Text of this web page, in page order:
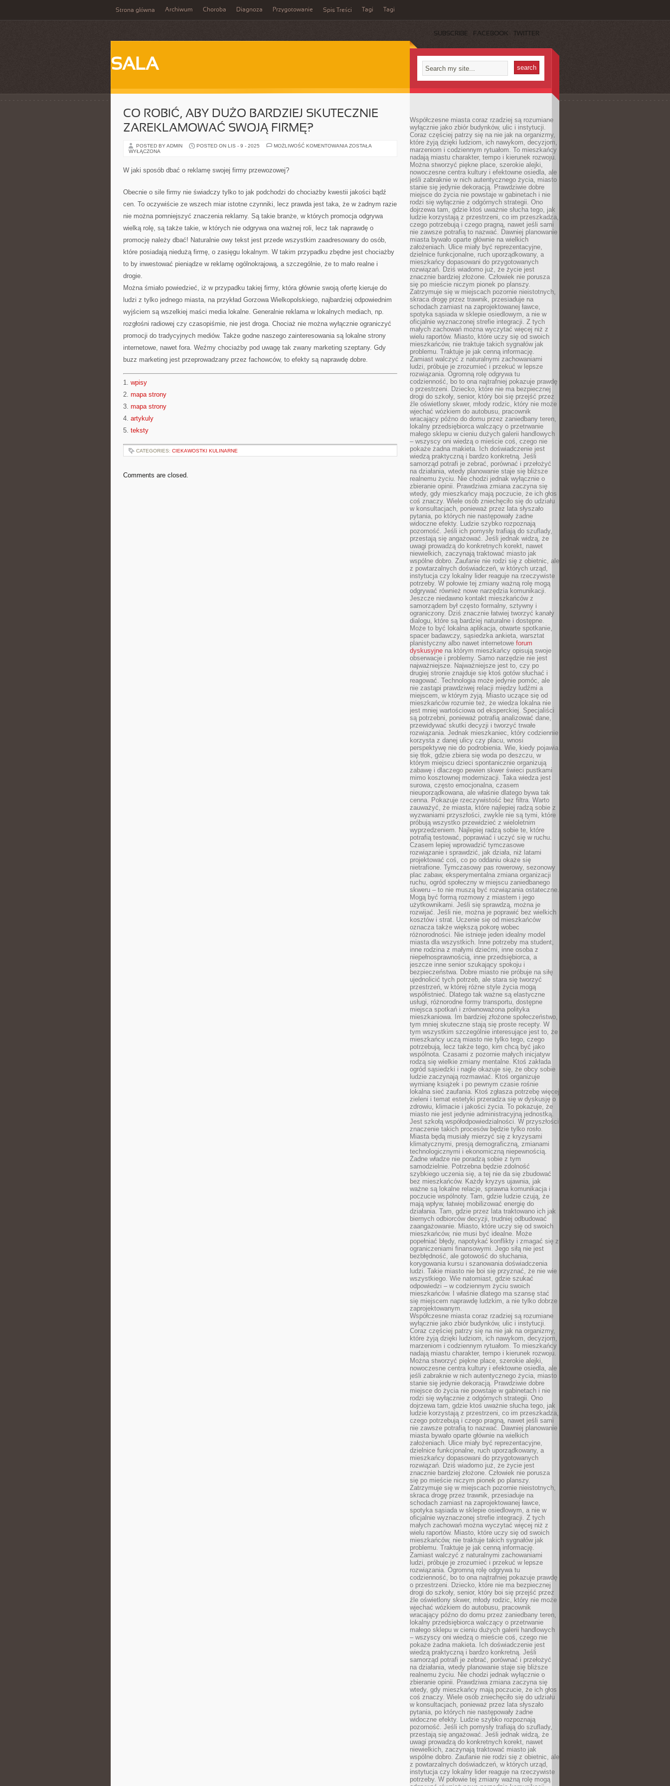
Strona główna Archiwum Choroba Diagnoza Przygotowanie Spis Treści Tagi Tagi
SUBSCRIBE FACEBOOK TWITTER
SALA
CO ROBIĆ, ABY DUŻO BARDZIEJ SKUTECZNIE
ZAREKLAMOWAĆ SWOJĄ FIRMĘ?
POSTED BY ADMIN POSTED ON LIS - 9 - 2025 MOŻLIWOŚĆ KOMENTOWANIA CO
FIRMĘ?
ZOSTAŁA
WYŁĄCZONA
W jaki sposób dbać o reklamę swojej firmy przewozowej?
Obecnie o sile firmy nie świadczy tylko to jak podchodzi do chociażby kwestii jakości bądź
cen. To oczywiście ze wszech miar istotne czynniki, lecz prawda jest taka, że w żadnym razie
nie można pomniejszyć znaczenia reklamy. Są takie branże, w których promocja odgrywa
wielką rolę, są także takie, w których nie odgrywa ona ważnej roli, lecz tak naprawdę o
promocję należy dbać! Naturalnie owy tekst jest przede wszystkim zaadresowany do osób,
które posiadają niedużą firmę, o zasięgu lokalnym. W takim przypadku zbędne jest chociażby
to by inwestować pieniądze w reklamę ogólnokrajową, a szczególnie, że to mało realne i
drogie.
Można śmiało powiedzieć, iż w przypadku takiej firmy, która głównie swoją ofertę kieruje do
ludzi z tylko jednego miasta, na przykład Gorzowa Wielkopolskiego, najbardziej odpowiednim
wyjściem są wszelkiej maści media lokalne. Generalnie reklama w lokalnych mediach, np.
rozgłośni radiowej czy czasopiśmie, nie jest droga. Chociaż nie można wyłącznie ograniczyć
promocji do tradycyjnych mediów. Także godne naszego zainteresowania są lokalne strony
internetowe, nawet fora. Weźmy chociażby pod uwagę tak zwany marketing szeptany. Gdy
buzz marketing jest przeprowadzany przez fachowców, to efekty są naprawdę dobre.
1. wpisy
2. mapa strony
3. mapa strony
4. artykuly
5. teksty
CATEGORIES: CIEKAWOSTKI KULINARNE
Comments are closed.
Współczesne miasta coraz rzadziej są rozumiane
wyłącznie jako zbiór budynków, ulic i instytucji.
Coraz częściej patrzy się na nie jak na organizmy,
które żyją dzięki ludziom, ich nawykom, decyzjom,
marzeniom i codziennym rytuałom. To mieszkańcy
nadają miastu charakter, tempo i kierunek rozwoju.
Można stworzyć piękne place, szerokie alejki,
nowoczesne centra kultury i efektowne osiedla, ale
jeśli zabraknie w nich autentycznego życia, miasto
stanie się jedynie dekoracją. Prawdziwie dobre
miejsce do życia nie powstaje w gabinetach i nie
rodzi się wyłącznie z odgórnych strategii. Ono
dojrzewa tam, gdzie ktoś uważnie słucha tego, jak
ludzie korzystają z przestrzeni, co im przeszkadza,
czego potrzebują i czego pragną, nawet jeśli sami
nie zawsze potrafią to nazwać. Dawniej planowanie
miasta bywało oparte głównie na wielkich
założeniach. Ulice miały być reprezentacyjne,
dzielnice funkcjonalne, ruch uporządkowany, a
mieszkańcy dopasowani do przygotowanych
rozwiązań. Dziś wiadomo już, że życie jest
znacznie bardziej złożone. Człowiek nie porusza
się po mieście niczym pionek po planszy.
Zatrzymuje się w miejscach pozornie nieistotnych,
skraca drogę przez trawnik, przesiaduje na
schodach zamiast na zaprojektowanej ławce,
spotyka sąsiada w sklepie osiedlowym, a nie w
oficjalnie wyznaczonej strefie integracji. Z tych
małych zachowań można wyczytać więcej niż z
wielu raportów. Miasto, które uczy się od swoich
mieszkańców, nie traktuje takich sygnałów jak
problemu. Traktuje je jak cenną informację.
Zamiast walczyć z naturalnymi zachowaniami
ludzi, próbuje je zrozumieć i przekuć w lepsze
rozwiązania. Ogromną rolę odgrywa tu
codzienność, bo to ona najtrafniej pokazuje prawdę
o przestrzeni. Dziecko, które nie ma bezpiecznej
drogi do szkoły, senior, który boi się przejść przez
źle oświetlony skwer, młody rodzic, który nie może
wjechać wózkiem do autobusu, pracownik
wracający późno do domu przez zaniedbany teren,
lokalny przedsiębiorca walczący o przetrwanie
małego sklepu w cieniu dużych galerii handlowych
– wszyscy oni wiedzą o mieście coś, czego nie
pokaże żadna makieta. Ich doświadczenie jest
wiedzą praktyczną i bardzo konkretną. Jeśli
samorząd potrafi je zebrać, porównać i przełożyć
na działania, wtedy planowanie staje się bliższe
realnemu życiu. Nie chodzi jednak wyłącznie o
zbieranie opinii. Prawdziwa zmiana zaczyna się
wtedy, gdy mieszkańcy mają poczucie, że ich głos
coś znaczy. Wiele osób zniechęciło się do udziału
w konsultacjach, ponieważ przez lata słyszało
pytania, po których nie następowały żadne
widoczne efekty. Ludzie szybko rozpoznają
pozorność. Jeśli ich pomysły trafiają do szuflady,
przestają się angażować. Jeśli jednak widzą, że
uwagi prowadzą do konkretnych korekt, nawet
niewielkich, zaczynają traktować miasto jak
wspólne dobro. Zaufanie nie rodzi się z obietnic, ale
z powtarzalnych doświadczeń, w których urząd,
instytucja czy lokalny lider reaguje na rzeczywiste
potrzeby. W połowie tej zmiany ważną rolę mogą
odgrywać również nowe narzędzia komunikacji.
Jeszcze niedawno kontakt mieszkańców z
samorządem był często formalny, sztywny i
ograniczony. Dziś znacznie łatwiej tworzyć kanały
dialogu, które są bardziej naturalne i dostępne.
Może to być lokalna aplikacja, otwarte spotkanie,
spacer badawczy, sąsiedzka ankieta, warsztat
planistyczny albo nawet internetowe forum
dyskusyjne na którym mieszkańcy opisują swoje
obserwacje i problemy. Samo narzędzie nie jest
najważniejsze. Najważniejsze jest to, czy po
drugiej stronie znajduje się ktoś gotów słuchać i
reagować. Technologia może jedynie pomóc, ale
nie zastąpi prawdziwej relacji między ludźmi a
miejscem, w którym żyją. Miasto uczące się od
mieszkańców rozumie też, że wiedza lokalna nie
jest mniej wartościowa od eksperckiej. Specjaliści
są potrzebni, ponieważ potrafią analizować dane,
przewidywać skutki decyzji i tworzyć trwałe
rozwiązania. Jednak mieszkaniec, który codziennie
korzysta z danej ulicy czy placu, wnosi
perspektywę nie do podrobienia. Wie, kiedy pojawia
się tłok, gdzie zbiera się woda po deszczu, w
którym miejscu dzieci spontanicznie organizują
zabawę i dlaczego pewien skwer świeci pustkami
mimo kosztownej modernizacji. Taka wiedza jest
surowa, często emocjonalna, czasem
nieuporządkowana, ale właśnie dlatego bywa tak
cenna. Pokazuje rzeczywistość bez filtra. Warto
zauważyć, że miasta, które najlepiej radzą sobie z
wyzwaniami przyszłości, zwykle nie są tymi, które
próbują wszystko przewidzieć z wieloletnim
wyprzedzeniem. Najlepiej radzą sobie te, które
potrafią testować, poprawiać i uczyć się w ruchu.
Czasem lepiej wprowadzić tymczasowe
rozwiązanie i sprawdzić, jak działa, niż latami
projektować coś, co po oddaniu okaże się
nietrafione. Tymczasowy pas rowerowy, sezonowy
plac zabaw, eksperymentalna zmiana organizacji
ruchu, ogród społeczny w miejscu zaniedbanego
skweru – to nie muszą być rozwiązania ostateczne.
Mogą być formą rozmowy z miastem i jego
użytkownikami. Jeśli się sprawdzą, można je
rozwijać. Jeśli nie, można je poprawić bez wielkich
kosztów i strat. Uczenie się od mieszkańców
oznacza także większą pokorę wobec
różnorodności. Nie istnieje jeden idealny model
miasta dla wszystkich. Inne potrzeby ma student,
inne rodzina z małymi dziećmi, inne osoba z
niepełnosprawnością, inne przedsiębiorca, a
jeszcze inne senior szukający spokoju i
bezpieczeństwa. Dobre miasto nie próbuje na siłę
ujednolicić tych potrzeb, ale stara się tworzyć
przestrzeń, w której różne style życia mogą
współistnieć. Dlatego tak ważne są elastyczne
usługi, różnorodne formy transportu, dostępne
miejsca spotkań i zrównoważona polityka
mieszkaniowa. Im bardziej złożone społeczeństwo,
tym mniej skuteczne stają się proste recepty. W
tym wszystkim szczególnie interesujące jest to, że
mieszkańcy uczą miasto nie tylko tego, czego
potrzebują, lecz także tego, kim chcą być jako
wspólnota. Czasami z pozornie małych inicjatyw
rodzą się wielkie zmiany mentalne. Ktoś zakłada
ogród sąsiedzki i nagle okazuje się, że obcy sobie
ludzie zaczynają rozmawiać. Ktoś organizuje
wymianę książek i po pewnym czasie rośnie
lokalna sieć zaufania. Ktoś zgłasza potrzebę więcej
zieleni i temat estetyki przeradza się w dyskusję o
zdrowiu, klimacie i jakości życia. To pokazuje, że
miasto nie jest jedynie administracyjną jednostką.
Jest szkołą współodpowiedzialności. W przyszłości
znaczenie takich procesów będzie tylko rosło.
Miasta będą musiały mierzyć się z kryzysami
klimatycznymi, presją demograficzną, zmianami
technologicznymi i ekonomiczną niepewnością.
Żadne władze nie poradzą sobie z tym
samodzielnie. Potrzebna będzie zdolność
szybkiego uczenia się, a tej nie da się zbudować
bez mieszkańców. Każdy kryzys ujawnia, jak
ważne są lokalne relacje, sprawna komunikacja i
poczucie wspólnoty. Tam, gdzie ludzie czują, że
mają wpływ, łatwiej mobilizować energię do
działania. Tam, gdzie przez lata traktowano ich jak
biernych odbiorców decyzji, trudniej odbudować
zaangażowanie. Miasto, które uczy się od swoich
mieszkańców, nie musi być idealne. Może
popełniać błędy, napotykać konflikty i zmagać się z
ograniczeniami finansowymi. Jego siłą nie jest
bezbłędność, ale gotowość do słuchania,
korygowania kursu i szanowania doświadczenia
ludzi. Takie miasto nie boi się przyznać, że nie wie
wszystkiego. Wie natomiast, gdzie szukać
odpowiedzi – w codziennym życiu swoich
mieszkańców. I właśnie dlatego ma szansę stać
się miejscem naprawdę ludzkim, a nie tylko dobrze
zaprojektowanym.
Współczesne miasta coraz rzadziej są rozumiane
wyłącznie jako zbiór budynków, ulic i instytucji.
Coraz częściej patrzy się na nie jak na organizmy,
które żyją dzięki ludziom, ich nawykom, decyzjom,
marzeniom i codziennym rytuałom. To mieszkańcy
nadają miastu charakter, tempo i kierunek rozwoju.
Można stworzyć piękne place, szerokie alejki,
nowoczesne centra kultury i efektowne osiedla, ale
jeśli zabraknie w nich autentycznego życia, miasto
stanie się jedynie dekoracją. Prawdziwie dobre
miejsce do życia nie powstaje w gabinetach i nie
rodzi się wyłącznie z odgórnych strategii. Ono
dojrzewa tam, gdzie ktoś uważnie słucha tego, jak
ludzie korzystają z przestrzeni, co im przeszkadza,
czego potrzebują i czego pragną, nawet jeśli sami
nie zawsze potrafią to nazwać. Dawniej planowanie
miasta bywało oparte głównie na wielkich
założeniach. Ulice miały być reprezentacyjne,
dzielnice funkcjonalne, ruch uporządkowany, a
mieszkańcy dopasowani do przygotowanych
rozwiązań. Dziś wiadomo już, że życie jest
znacznie bardziej złożone. Człowiek nie porusza
się po mieście niczym pionek po planszy.
Zatrzymuje się w miejscach pozornie nieistotnych,
skraca drogę przez trawnik, przesiaduje na
schodach zamiast na zaprojektowanej ławce,
spotyka sąsiada w sklepie osiedlowym, a nie w
oficjalnie wyznaczonej strefie integracji. Z tych
małych zachowań można wyczytać więcej niż z
wielu raportów. Miasto, które uczy się od swoich
mieszkańców, nie traktuje takich sygnałów jak
problemu. Traktuje je jak cenną informację.
Zamiast walczyć z naturalnymi zachowaniami
ludzi, próbuje je zrozumieć i przekuć w lepsze
rozwiązania. Ogromną rolę odgrywa tu
codzienność, bo to ona najtrafniej pokazuje prawdę
o przestrzeni. Dziecko, które nie ma bezpiecznej
drogi do szkoły, senior, który boi się przejść przez
źle oświetlony skwer, młody rodzic, który nie może
wjechać wózkiem do autobusu, pracownik
wracający późno do domu przez zaniedbany teren,
lokalny przedsiębiorca walczący o przetrwanie
małego sklepu w cieniu dużych galerii handlowych
– wszyscy oni wiedzą o mieście coś, czego nie
pokaże żadna makieta. Ich doświadczenie jest
wiedzą praktyczną i bardzo konkretną. Jeśli
samorząd potrafi je zebrać, porównać i przełożyć
na działania, wtedy planowanie staje się bliższe
realnemu życiu. Nie chodzi jednak wyłącznie o
zbieranie opinii. Prawdziwa zmiana zaczyna się
wtedy, gdy mieszkańcy mają poczucie, że ich głos
coś znaczy. Wiele osób zniechęciło się do udziału
w konsultacjach, ponieważ przez lata słyszało
pytania, po których nie następowały żadne
widoczne efekty. Ludzie szybko rozpoznają
pozorność. Jeśli ich pomysły trafiają do szuflady,
przestają się angażować. Jeśli jednak widzą, że
uwagi prowadzą do konkretnych korekt, nawet
niewielkich, zaczynają traktować miasto jak
wspólne dobro. Zaufanie nie rodzi się z obietnic, ale
z powtarzalnych doświadczeń, w których urząd,
instytucja czy lokalny lider reaguje na rzeczywiste
potrzeby. W połowie tej zmiany ważną rolę mogą